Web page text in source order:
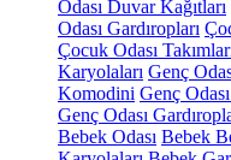
Odası Duvar Kağıtları
Odası Gardıropları
Çocuk Odası
Karyolaları Genç
Komodini Genç
Genç Odası
Bebek Odası Bebek